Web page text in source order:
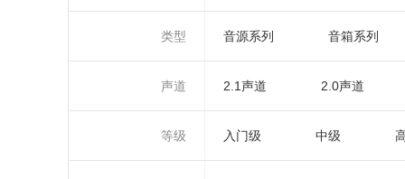
类型 音源系列 音箱系列
声道 2.1声道 2.0声道
等级 入门级 中级